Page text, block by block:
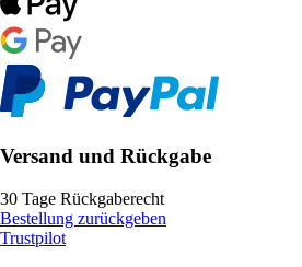
Versand und Rückgabe
30 Tage Rückgaberecht
Bestellung zurückgeben
Trustpilot